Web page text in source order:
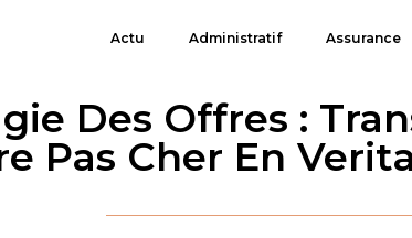
Actu Administratif Assurance
Des Offres :
Pas Cher En